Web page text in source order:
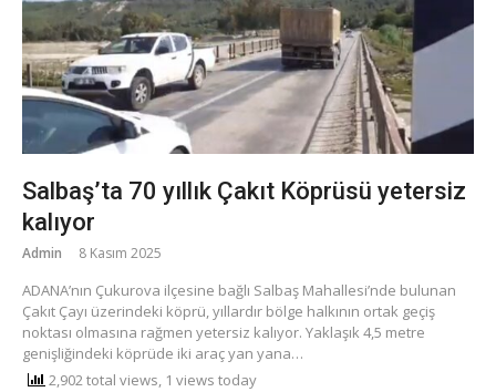
Salbaş’ta 70 yıllık Çakıt Köprüsü yetersiz
kalıyor
Admin 8 Kasım 2025
ADANA’nın Çukurova ilçesine bağlı Salbaş Mahallesi’nde bulunan
Çakıt Çayı üzerindeki köprü, yıllardır bölge halkının ortak geçiş
noktası olmasına rağmen yetersiz kalıyor. Yaklaşık 4,5 metre
genişliğindeki köprüde iki araç yan yana…
2,902 total views, 1 views today